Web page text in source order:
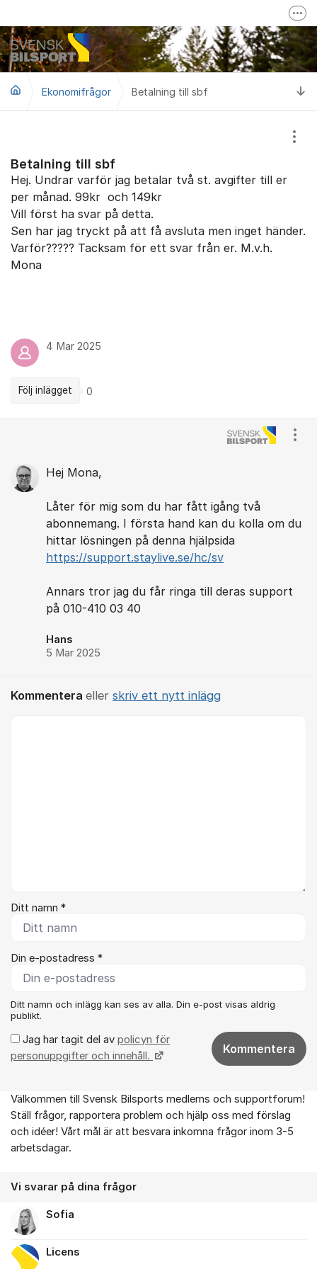
Mer om Svensk Bilsport
Svensk Bilsport på Facebook
LoTs - Tävling/Licensverktyg
Ekonomifrågor Betalning till sbf
Betalning till sbf
Hej. Undrar varför jag betalar två st. avgifter till er
per månad. 99kr och 149kr
Vill först ha svar på detta.
Sen har jag tryckt på att få avsluta men inget händer.
Varför????? Tacksam för ett svar från er. M.v.h.
Mona
4 Mar 2025
Följ inlägget 0
Hej Mona,
Låter för mig som du har fått igång två
abonnemang. I första hand kan du kolla om du
hittar lösningen på denna hjälpsida
https://support.staylive.se/hc/sv
Annars tror jag du får ringa till deras support
på 010-410 03 40
Hans
5 Mar 2025
Kommentera eller skriv ett nytt inlägg
Ditt namn *
Din e-postadress *
Ditt namn och inlägg kan ses av alla. Din e-post visas aldrig
publikt.
Jag har tagit del av policyn för
personuppgifter och innehåll.
Kommentera
Om forumet
Välkommen till Svensk Bilsports medlems och supportforum!
Ställ frågor, rapportera problem och hjälp oss med förslag
och idéer! Vårt mål är att besvara inkomna frågor inom 3-5
arbetsdagar.
Vi svarar på dina frågor
Sofia
Licens